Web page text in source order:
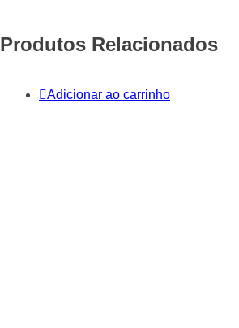
Produtos Relacionados
Adicionar ao carrinho